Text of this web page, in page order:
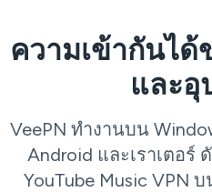
ความเข้ากันไ
และ
VeePN ทำงานบน
Android และเราเตอ
YouTube Music VPN